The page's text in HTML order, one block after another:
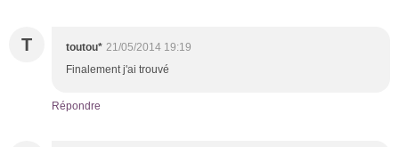
T toutou* 21/05/2014 19:19
Finalement j'ai trouvé
Répondre